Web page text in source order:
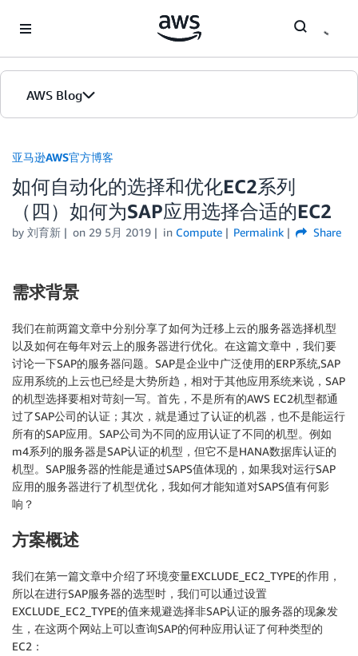
AWS Blog
首页
版本
亚马逊AWS官方博客
如何自动化的选择和优化EC2系列
（四）如何为SAP应用选择合适的EC2
by 刘育新 on 29 5月 2019 in Compute Permalink Share
需求背景
我们在前两篇文章中分别分享了如何为迁移上云的服务器选择机型
以及如何在每年对云上的服务器进行优化。在这篇文章中，我们要
讨论一下SAP的服务器问题。SAP是企业中广泛使用的ERP系统,SAP
应用系统的上云也已经是大势所趋，相对于其他应用系统来说，SAP
的机型选择要相对苛刻一写。首先，不是所有的AWS EC2机型都通
过了SAP公司的认证；其次，就是通过了认证的机器，也不是能运行
所有的SAP应用。SAP公司为不同的应用认证了不同的机型。例如
m4系列的服务器是SAP认证的机型，但它不是HANA数据库认证的
机型。SAP服务器的性能是通过SAPS值体现的，如果我对运行SAP
应用的服务器进行了机型优化，我如何才能知道对SAPS值有何影
响？
方案概述
我们在第一篇文章中介绍了环境变量EXCLUDE_EC2_TYPE的作用，
所以在进行SAP服务器的选型时，我们可以通过设置
EXCLUDE_EC2_TYPE的值来规避选择非SAP认证的服务器的现象发
生，在这两个网站上可以查询SAP的何种应用认证了何种类型的
EC2：